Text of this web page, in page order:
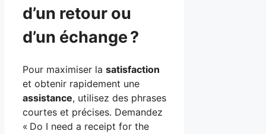
d’un retour ou
d’un échange ?
Pour maximiser la satisfaction
et obtenir rapidement une
assistance, utilisez des phrases
courtes et précises. Demandez
« Do I need a receipt for the